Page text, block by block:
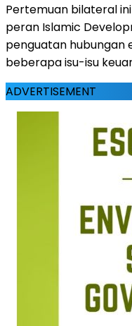
Pertemuan bilateral
peran Islamic
penguatan hubungan
beberapa isu-isu
ADVERTISEMENT